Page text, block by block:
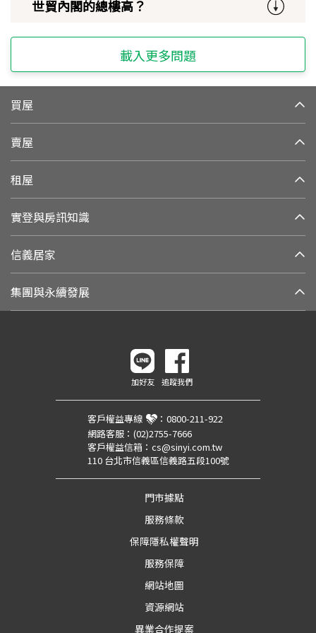
世貿內閣的總樓高？
載入更多問題
買屋
賣屋
租屋
實登與房訊知識
信義居家
集團與永續發展
加好友 追蹤我們
客戶權益專線 ： 0800-211-922
網路客服： (02)2755-7666
客戶權益信箱： cs@sinyi.com.tw
110 台北市信義區信義路五段100號
門市據點
服務條款
保障隱私權聲明
服務保障
網站地圖
資源網站
異業合作提案